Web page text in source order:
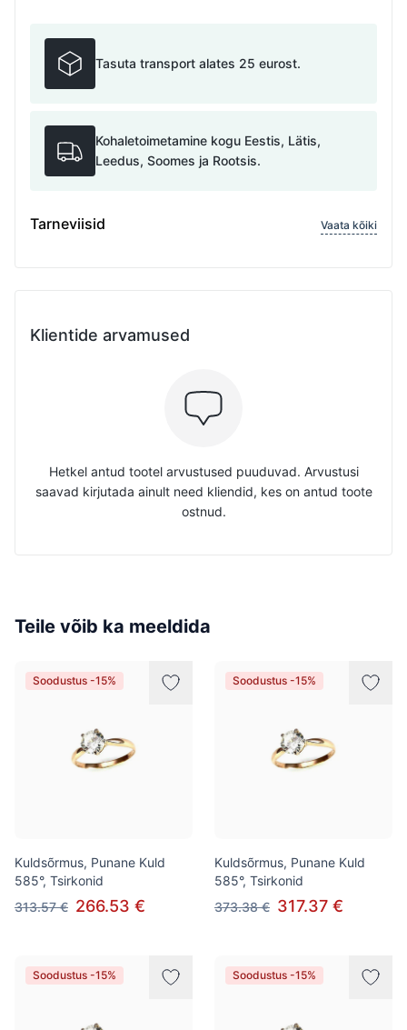
Tasuta transport alates 25 eurost.
Kohaletoimetamine kogu Eestis, Lätis,
Leedus, Soomes ja Rootsis.
Tarneviisid Vaata kõiki
Klientide arvamused
Hetkel antud tootel arvustused puuduvad. Arvustusi
saavad kirjutada ainult need kliendid, kes on antud toote
ostnud.
Teile võib ka meeldida
Soodustus -15%
Kuldsõrmus, Punane Kuld
585°, Tsirkonid
313.57 € 266.53 €
Soodustus -15%
Kuldsõrmus, Punane Kuld
585°, Tsirkonid
373.38 € 317.37 €
Soodustus -15% Soodustus -15%